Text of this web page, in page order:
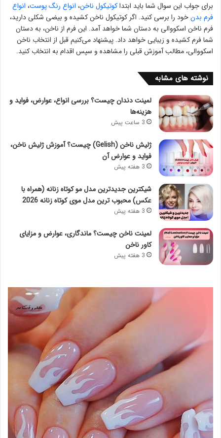
برای جواب این سوال شما باید ابتداکوتیکول ناخن، انواع رنگ پوست، انواع
فرم بدنخود را برسی کنید. اگر کوتیکول ناخن کشیده و بیضی شکلی دارید،
فرم ناخن اسکووالی به دستان شما خواهد آمد. این فرم از ناخن، به دستان
شما فرم کشیده و زیبایی خواهد داد. پیشنهاد می‌کنیم قبل از انتخاب ناخن
اسکووالی، مطالب آموزش قبلی را مشاهده و سپس اقدام به انتخاب کنید.
نوشته های مشابه
لمینت دندان چیست؟ بررسی انواع، عوارض، فواید و
هزینه‌ها
3 ساعت پیش
ژلیش ناخن (Gelish) چیست؟ آموزش ژلیش ناخن،
فواید و عوارض آن
3 هفته پیش
شیکترین جدیدترین مدل مو کوتاه زنانه (همراه با
عکس) محبوب ترین مدل موی کوتاه زنانه 2026
3 هفته پیش
لمینت ناخن چیست؟ ماندگاری، عوارض و مزایای
کاور ناخن
3 هفته پیش